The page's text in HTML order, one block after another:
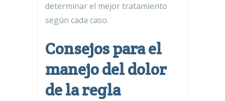
determinar el mejor tratamiento
según cada caso.
Consejos para el
manejo del dolor
de la regla